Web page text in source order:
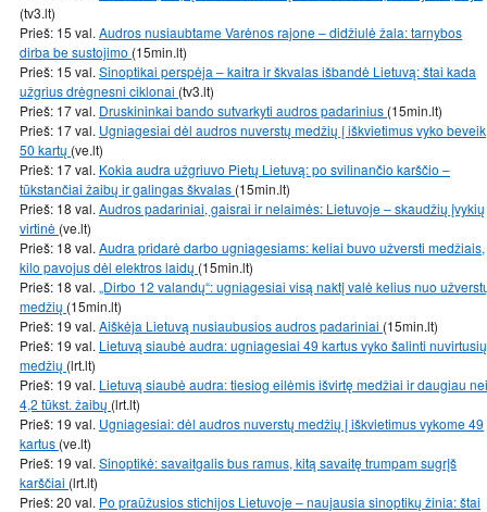
(tv3.lt)
Prieš: 15 val. Audros nusiaubtame Varėnos rajone – didžiulė žala: tarnybos
dirba be sustojimo (15min.lt)
Prieš: 15 val. Sinoptikai perspėja – kaitra ir škvalas išbandė Lietuvą: štai kada
užgrius drėgnesni ciklonai (tv3.lt)
Prieš: 17 val. Druskininkai bando sutvarkyti audros padarinius (15min.lt)
Prieš: 17 val. Ugniagesiai dėl audros nuverstų medžių į iškvietimus vyko beveik
50 kartų (ve.lt)
Prieš: 17 val. Kokia audra užgriuvo Pietų Lietuvą: po svilinančio karščio –
tūkstančiai žaibų ir galingas škvalas (15min.lt)
Prieš: 18 val. Audros padariniai, gaisrai ir nelaimės: Lietuvoje – skaudžių įvykių
virtinė (ve.lt)
Prieš: 18 val. Audra pridarė darbo ugniagesiams: keliai buvo užversti medžiais,
kilo pavojus dėl elektros laidų (15min.lt)
Prieš: 18 val. „Dirbo 12 valandų“: ugniagesiai visą naktį valė kelius nuo
medžių (15min.lt)
Prieš: 19 val. Aiškėja Lietuvą nusiaubusios audros padariniai (15min.lt)
Prieš: 19 val. Lietuvą siaubė audra: ugniagesiai 49 kartus vyko šalinti nuvirtusių
medžių (lrt.lt)
Prieš: 19 val. Lietuvą siaubė audra: tiesiog eilėmis išvirtę medžiai ir daugiau nei
4,2 tūkst. žaibų (lrt.lt)
Prieš: 19 val. Ugniagesiai: dėl audros nuverstų medžių į iškvietimus vykome 49
kartus (ve.lt)
Prieš: 19 val. Sinoptikė: savaitgalis bus ramus, kitą savaitę trumpam sugrįš
karščiai (lrt.lt)
Prieš: 20 val. Po praūžusios stichijos Lietuvoje – naujausia sinoptikų žinia: štai